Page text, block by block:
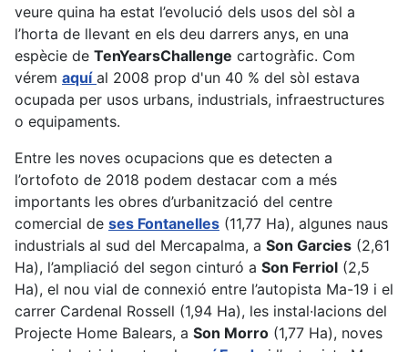
veure quina ha estat l’evolució dels usos del sòl a
l’horta de llevant en els deu darrers anys, en una
espècie de TenYearsChallenge cartogràfic. Com
vérem aquí al 2008 prop d'un 40 % del sòl estava
ocupada per usos urbans, industrials, infraestructures
o equipaments.
Entre les noves ocupacions que es detecten a
l’ortofoto de 2018 podem destacar com a més
importants les obres d’urbanització del centre
comercial de ses Fontanelles (11,77 Ha), algunes naus
industrials al sud del Mercapalma, a Son Garcies (2,61
Ha), l’ampliació del segon cinturó a Son Ferriol (2,5
Ha), el nou vial de connexió entre l’autopista Ma-19 i el
carrer Cardenal Rossell (1,94 Ha), les instal·lacions del
Projecte Home Balears, a Son Morro (1,77 Ha), noves